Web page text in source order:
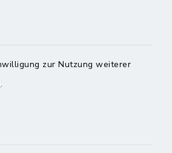
zur Nutzung weiterer
.